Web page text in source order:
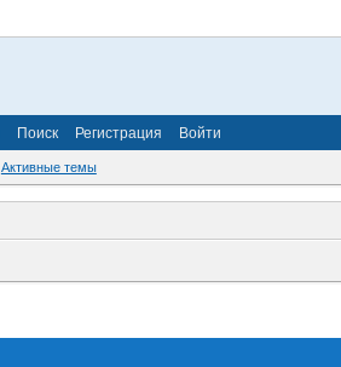
Поиск Регистрация Войти
Активные темы